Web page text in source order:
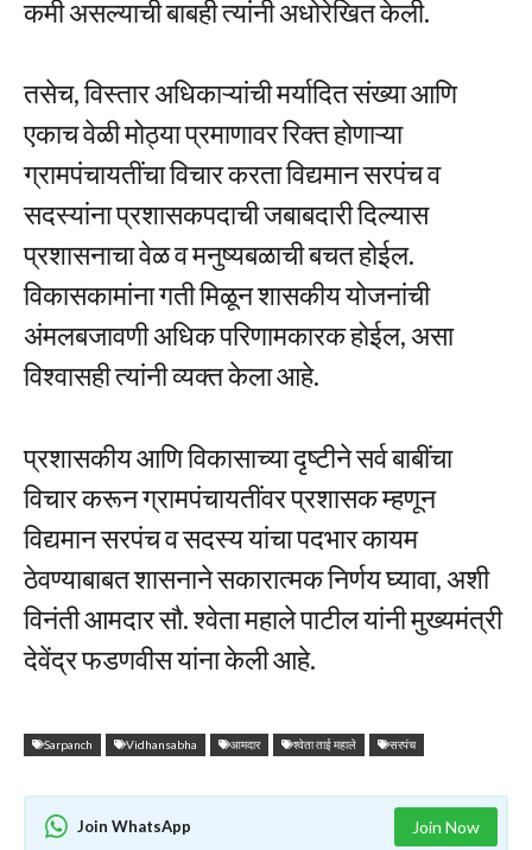
कमी असल्याची बाबही त्यांनी अधोरेखित केली.
तसेच, विस्तार अधिकाऱ्यांची मर्यादित संख्या आणि
एकाच वेळी मोठ्या प्रमाणावर रिक्त होणाऱ्या
ग्रामपंचायतींचा विचार करता विद्यमान सरपंच व
सदस्यांना प्रशासकपदाची जबाबदारी दिल्यास
प्रशासनाचा वेळ व मनुष्यबळाची बचत होईल.
विकासकामांना गती मिळून शासकीय योजनांची
अंमलबजावणी अधिक परिणामकारक होईल, असा
विश्वासही त्यांनी व्यक्त केला आहे.
प्रशासकीय आणि विकासाच्या दृष्टीने सर्व बाबींचा
विचार करून ग्रामपंचायतींवर प्रशासक म्हणून
विद्यमान सरपंच व सदस्य यांचा पदभार कायम
ठेवण्याबाबत शासनाने सकारात्मक निर्णय घ्यावा, अशी
विनंती आमदार सौ. श्वेता महाले पाटील यांनी मुख्यमंत्री
देवेंद्र फडणवीस यांना केली आहे.
Sarpanch Vidhansabha आमदार श्वेता ताई महाले सरपंच
Join WhatsApp Join Now